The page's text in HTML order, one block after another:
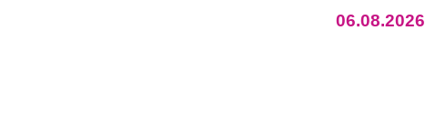
06.08.2026